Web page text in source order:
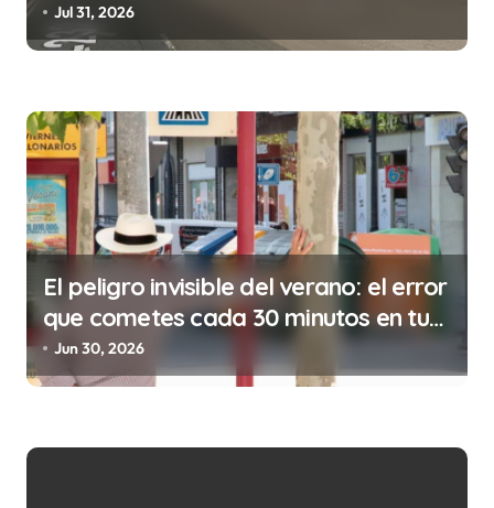
n
a
d
a
s
de la prostitución
Jul 31, 2026
El peligro invisible del verano: el error
que cometes cada 30 minutos en tu
trabajo (y la ilegalidad que te puede
costar la vida)
Jun 30, 2026